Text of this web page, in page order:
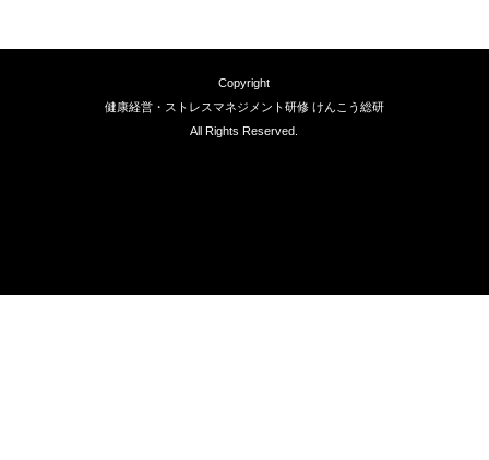
Copyright
健康経営・ストレスマネジメント研修 けんこう総研
All Rights Reserved.